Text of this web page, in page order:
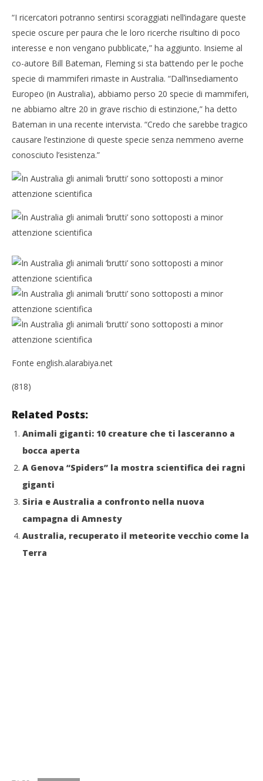
“I ricercatori potranno sentirsi scoraggiati nell’indagare queste
specie oscure per paura che le loro ricerche risultino di poco
interesse e non vengano pubblicate,” ha aggiunto. Insieme al
co-autore Bill Bateman, Fleming si sta battendo per le poche
specie di mammiferi rimaste in Australia. “Dall’insediamento
Europeo (in Australia), abbiamo perso 20 specie di mammiferi,
ne abbiamo altre 20 in grave rischio di estinzione,” ha detto
Bateman in una recente intervista. “Credo che sarebbe tragico
causare l’estinzione di queste specie senza nemmeno averne
conosciuto l’esistenza.”
Fonte english.alarabiya.net
(818)
Related Posts:
Animali giganti: 10 creature che ti lasceranno a
bocca aperta
A Genova “Spiders” la mostra scientifica dei ragni
giganti
Siria e Australia a confronto nella nuova
campagna di Amnesty
Australia, recuperato il meteorite vecchio come la
Terra